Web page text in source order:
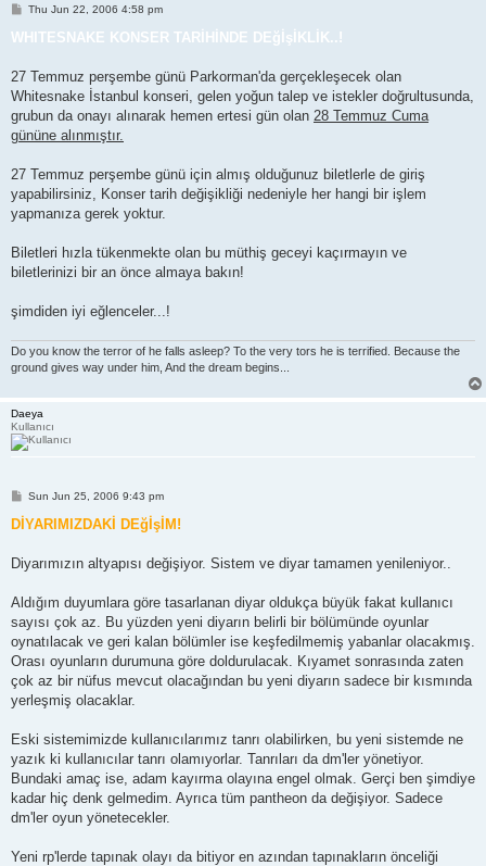
P
s
Thu Jun 22, 2006 4:58 pm
WHITESNAKE KONSER TARİHİNDE DEğİşİKLİK..!
27 Temmuz perşembe günü Parkorman'da gerçekleşecek olan
Whitesnake İstanbul konseri, gelen yoğun talep ve istekler doğrultusunda,
grubun da onayı alınarak hemen ertesi gün olan 28 Temmuz Cuma
gününe alınmıştır.
27 Temmuz perşembe günü için almış olduğunuz biletlerle de giriş
yapabilirsiniz, Konser tarih değişikliği nedeniyle her hangi bir işlem
yapmanıza gerek yoktur.
Biletleri hızla tükenmekte olan bu müthiş geceyi kaçırmayın ve
biletlerinizi bir an önce almaya bakın!
şimdiden iyi eğlenceler...!
Do you know the terror of he falls asleep? To the very tors he is terrified. Because the
ground gives way under him, And the dream begins...
Daeya
Kullanıcı
P
s
Sun Jun 25, 2006 9:43 pm
DİYARIMIZDAKİ DEğİşİM!
Diyarımızın altyapısı değişiyor. Sistem ve diyar tamamen yenileniyor..
Aldığım duyumlara göre tasarlanan diyar oldukça büyük fakat kullanıcı
sayısı çok az. Bu yüzden yeni diyarın belirli bir bölümünde oyunlar
oynatılacak ve geri kalan bölümler ise keşfedilmemiş yabanlar olacakmış.
Orası oyunların durumuna göre doldurulacak. Kıyamet sonrasında zaten
çok az bir nüfus mevcut olacağından bu yeni diyarın sadece bir kısmında
yerleşmiş olacaklar.
Eski sistemimizde kullanıcılarımız tanrı olabilirken, bu yeni sistemde ne
yazık ki kullanıcılar tanrı olamıyorlar. Tanrıları da dm'ler yönetiyor.
Bundaki amaç ise, adam kayırma olayına engel olmak. Gerçi ben şimdiye
kadar hiç denk gelmedim. Ayrıca tüm pantheon da değişiyor. Sadece
dm'ler oyun yönetecekler.
Yeni rp'lerde tapınak olayı da bitiyor en azından tapınakların önceliği